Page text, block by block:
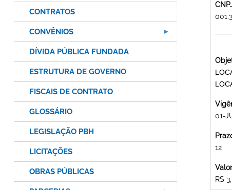
01-
12
R$
CONTRATOS
CONVÊNIOS
DÍVIDA PÚBLICA FUNDADA
ESTRUTURA DE GOVERNO
FISCAIS DE CONTRATO
GLOSSÁRIO
LEGISLAÇÃO PBH
LICITAÇÕES
OBRAS PÚBLICAS